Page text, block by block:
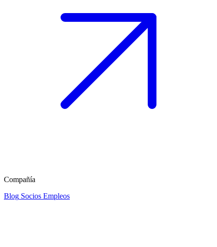
Compañía
Blog Socios Empleos